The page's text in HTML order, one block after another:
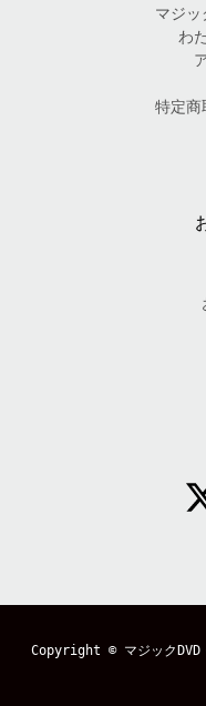
マジッ
わ
特定商
Copyright © マジック